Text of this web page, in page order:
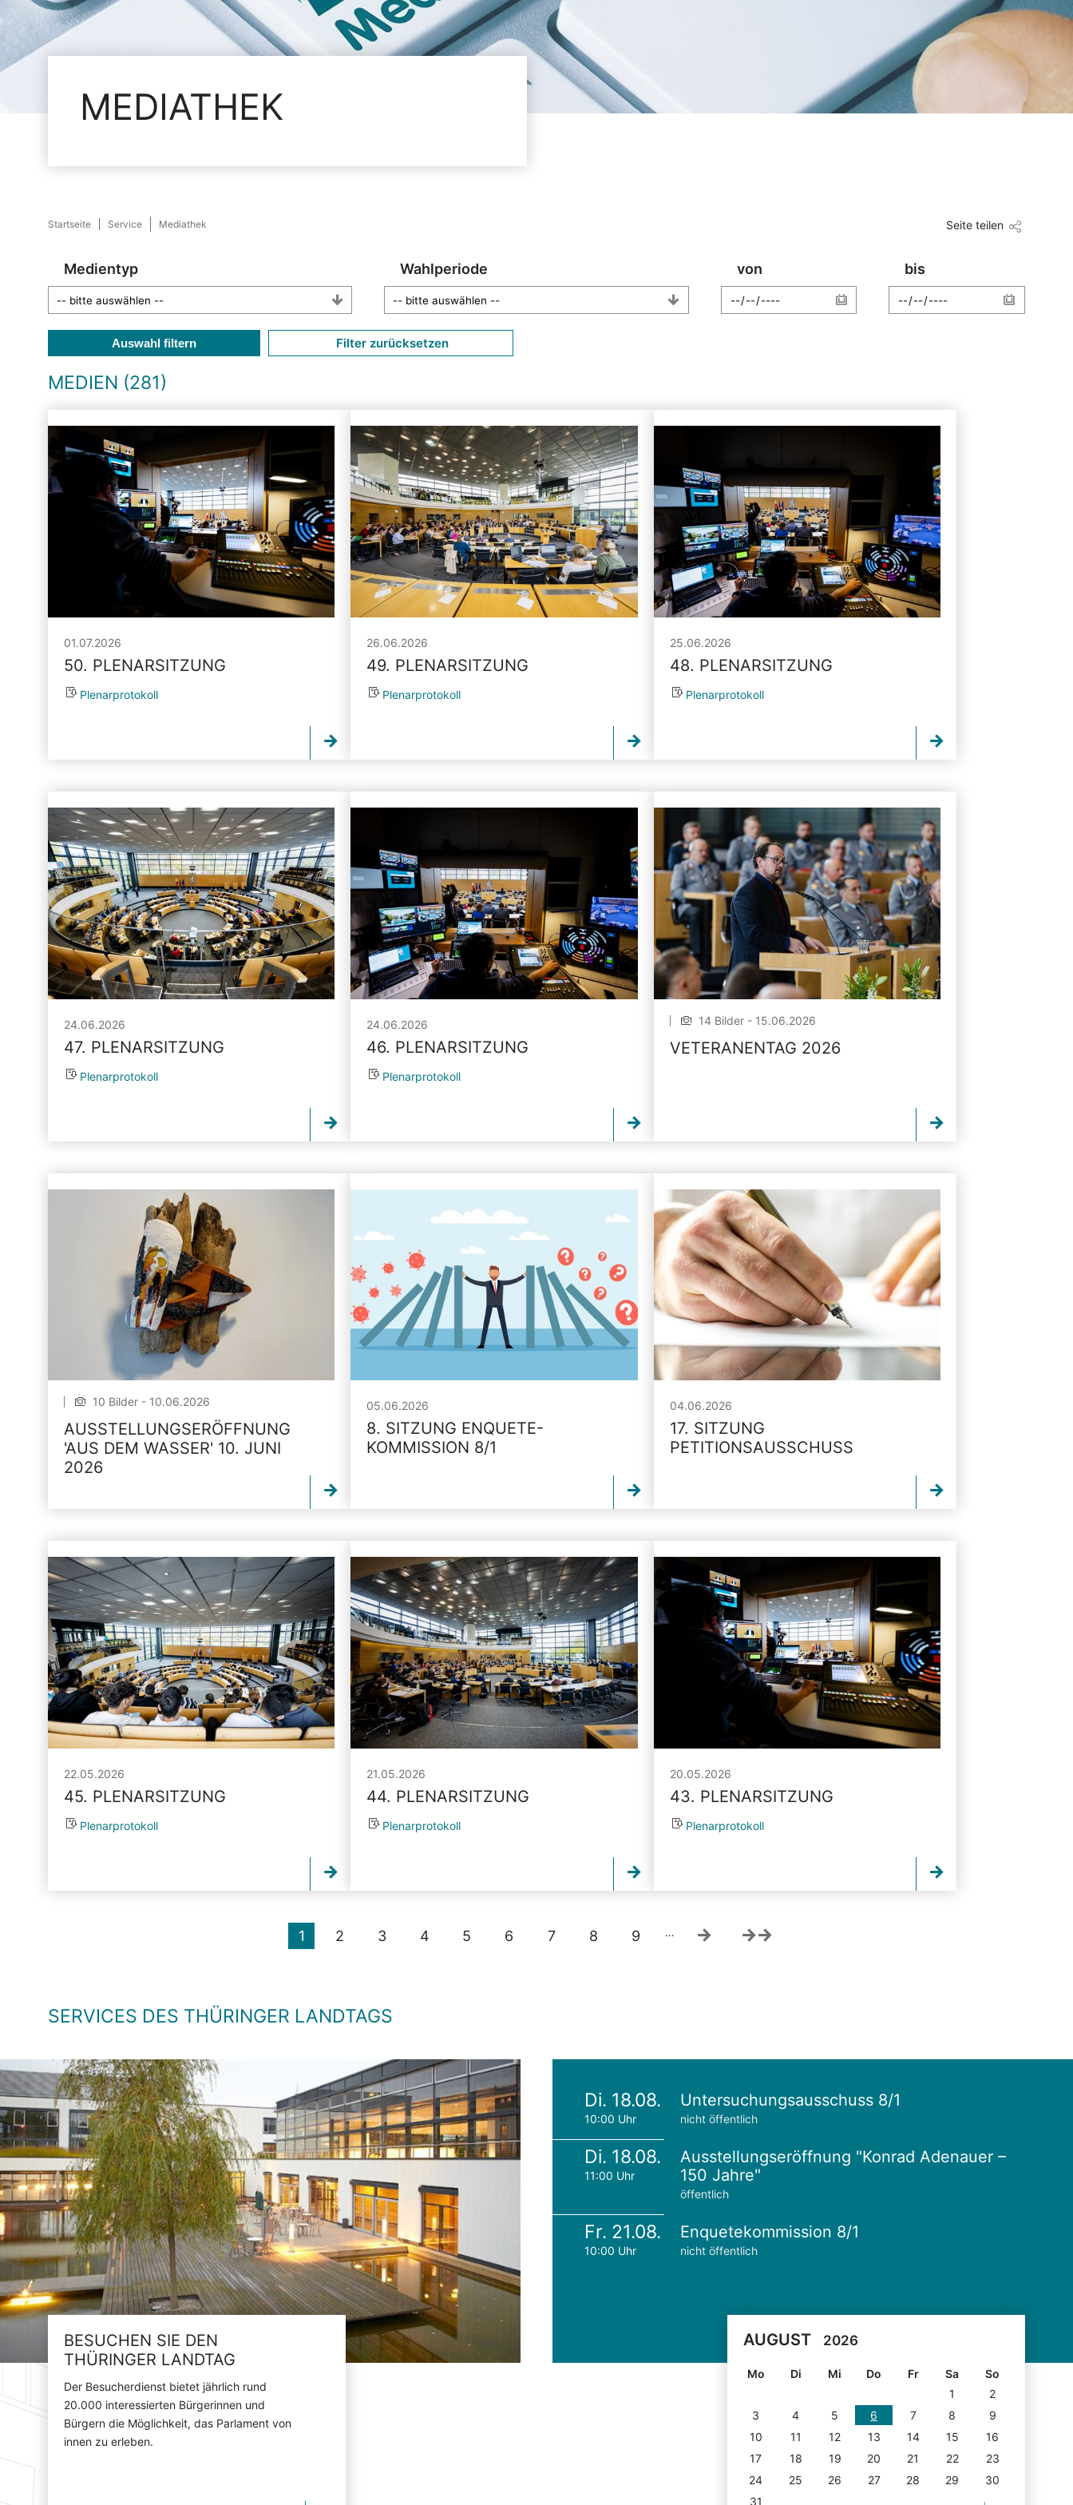
MEDIATHEK
Startseite Service Mediathek Seite teilen
Medientyp Wahlperiode von bis
Auswahl filtern Filter zurücksetzen
MEDIEN (281)
01.07.2026
50. PLENARSITZUNG
Plenarprotokoll
26.06.2026
49. PLENARSITZUNG
Plenarprotokoll
25.06.2026
48. PLENARSITZUNG
Plenarprotokoll
24.06.2026
47. PLENARSITZUNG
Plenarprotokoll
24.06.2026
46. PLENARSITZUNG
Plenarprotokoll
14 Bilder - 15.06.2026
VETERANENTAG 2026
10 Bilder - 10.06.2026
AUSSTELLUNGSERÖFFNUNG
'AUS DEM WASSER' 10. JUNI
2026
05.06.2026
8. SITZUNG ENQUETE-
KOMMISSION 8/1
04.06.2026
17. SITZUNG
PETITIONSAUSSCHUSS
22.05.2026
45. PLENARSITZUNG
Plenarprotokoll
21.05.2026
44. PLENARSITZUNG
Plenarprotokoll
20.05.2026
43. PLENARSITZUNG
Plenarprotokoll
1 2 3 4 5 6 7 8 9 …
SERVICES DES THÜRINGER LANDTAGS
BESUCHEN SIE DEN
THÜRINGER LANDTAG
Der Besucherdienst bietet jährlich rund
20.000 interessierten Bürgerinnen und
Bürgern die Möglichkeit, das Parlament von
innen zu erleben.
Di. 18.08.
10:00 Uhr
Untersuchungsausschuss 8/1
nicht öffentlich
Di. 18.08.
11:00 Uhr
Ausstellungseröffnung "Konrad Adenauer –
150 Jahre"
öffentlich
Fr. 21.08.
10:00 Uhr
Enquetekommission 8/1
nicht öffentlich
AUGUST 2026
Mo Di Mi Do Fr Sa
So
1
2
3
4 5 6 7 8
9
10
11 12 13 14 15
16
17
18 19 20 21 22
23
24
25 26 27 28 29
30
31